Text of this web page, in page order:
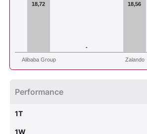
18,72
-
18,56
Alibaba Group Zalando
Performance
1T
1W